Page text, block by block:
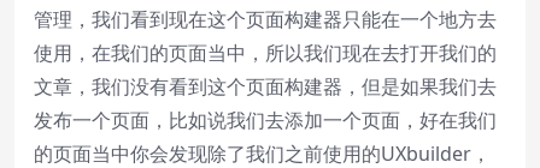
管理，我们看到现在这个页面构建器只能在一个地方去
使用，在我们的页面当中，所以我们现在去打开我们的
文章，我们没有看到这个页面构建器，但是如果我们去
发布一个页面，比如说我们去添加一个页面，好在我们
的页面当中你会发现除了我们之前使用的UXbuilder，